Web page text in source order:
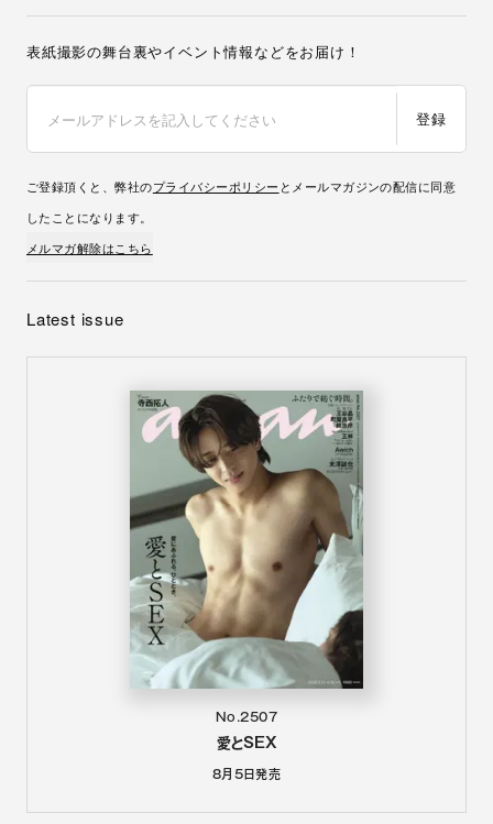
表紙撮影の舞台裏やイベント情報などをお届け！
登録
ご登録頂くと、弊社のプライバシーポリシー とメールマガジンの配信に同意
したことになります。
メルマガ解除はこちら
Latest issue
No.2507
愛とSEX
8月5日発売